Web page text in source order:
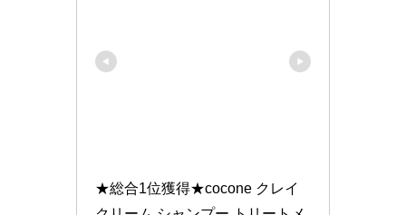
★総合1位獲得★cocone クレイ